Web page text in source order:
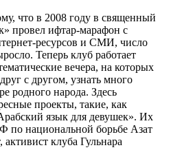
что в 2008 году в священный
провел ифтар-марафон с
ресурсов и СМИ, число
Теперь клуб работает
вечера, на которых
с другом, узнать много
родного народа. Здесь
проекты, такие, как
язык для девушек». Их
по национальной борьбе Азат
клуба Гульнара